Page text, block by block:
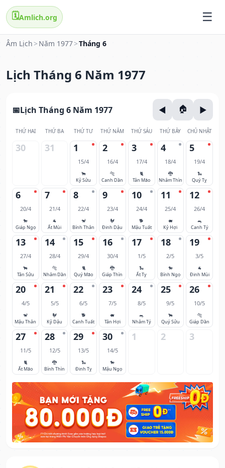
🗓️Amlich.org
Âm Lịch > Năm 1977>Tháng 6
Lịch Tháng 6 Năm 1977
Lịch Tháng 6 Năm 1977
THỨ HAI THỨ BA THỨ TƯ THỨ NĂM THỨ SÁU THỨ BẢY CHỦ NHẬT
30 31 1
15/4
🐂
Kỷ Sửu
2
16/4
🐅
Canh Dần
3
17/4
🐈
Tân Mão
4
18/4
🐉
Nhâm Thìn
5
19/4
🐍
Quý Tỵ
6
20/4
🐎
Giáp Ngọ
7
21/4
🐐
Ất Mùi
8
22/4
🐒
Bính Thân
9
23/4
🐓
Đinh Dậu
10
24/4
🐕
Mậu Tuất
11
25/4
🐖
Kỷ Hợi
12
26/4
🐀
Canh Tý
13
27/4
🐂
Tân Sửu
14
28/4
🐅
Nhâm Dần
15
29/4
🐈
Quý Mão
16
30/4
🐉
Giáp Thìn
17
1/5
🐍
Ất Tỵ
18
2/5
🐎
Bính Ngọ
19
3/5
🐐
Đinh Mùi
20
4/5
🐒
Mậu Thân
21
5/5
🐓
Kỷ Dậu
22
6/5
🐕
Canh Tuất
23
7/5
🐖
Tân Hợi
24
8/5
🐀
Nhâm Tý
25
9/5
🐂
Quý Sửu
26
10/5
🐅
Giáp Dần
27
11/5
🐈
Ất Mão
28
12/5
🐉
Bính Thìn
29
13/5
🐍
Đinh Tỵ
30
14/5
🐎
Mậu Ngọ
1 2 3